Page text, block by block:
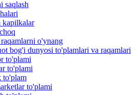
saqlash
kapilkalar
o'ynang
bog'i dunyosi to'plamlari va raqamlari
to'plami
to'plami
to'plam
to'plami